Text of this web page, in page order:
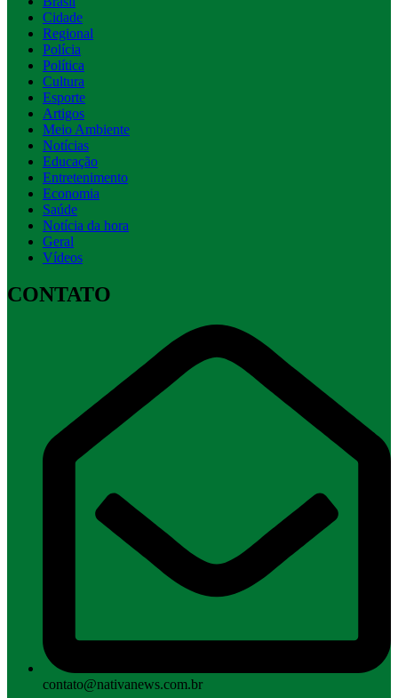
Cidade
Regional
Polícia
Política
Cultura
Esporte
Artigos
Meio Ambiente
Notícias
Educação
Entretenimento
Economia
Saúde
Notícia da hora
Geral
Vídeos
CONTATO
contato@nativanews.com.br